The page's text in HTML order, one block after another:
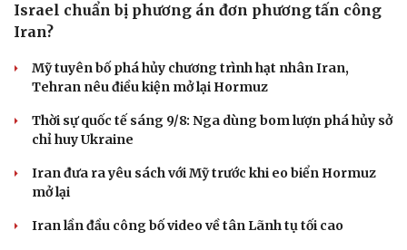
Israel chuẩn bị phương án đơn phương tấn công
Iran?
Mỹ tuyên bố phá hủy chương trình hạt nhân Iran,
Tehran nêu điều kiện mở lại Hormuz
Thời sự quốc tế sáng 9/8: Nga dùng bom lượn phá hủy sở
chỉ huy Ukraine
Iran đưa ra yêu sách với Mỹ trước khi eo biển Hormuz
mở lại
Iran lần đầu công bố video về tân Lãnh tụ tối cao